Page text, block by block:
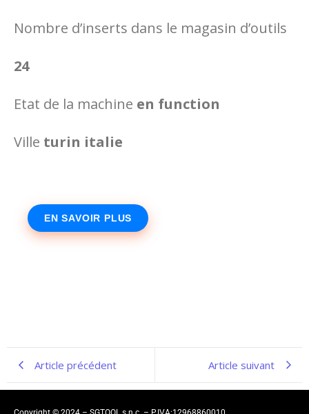
Nombre d’inserts dans le magasin d’outils
24
Etat de la machine en function
Ville turin italie
EN SAVOIR PLUS
Article précédent Article suivant